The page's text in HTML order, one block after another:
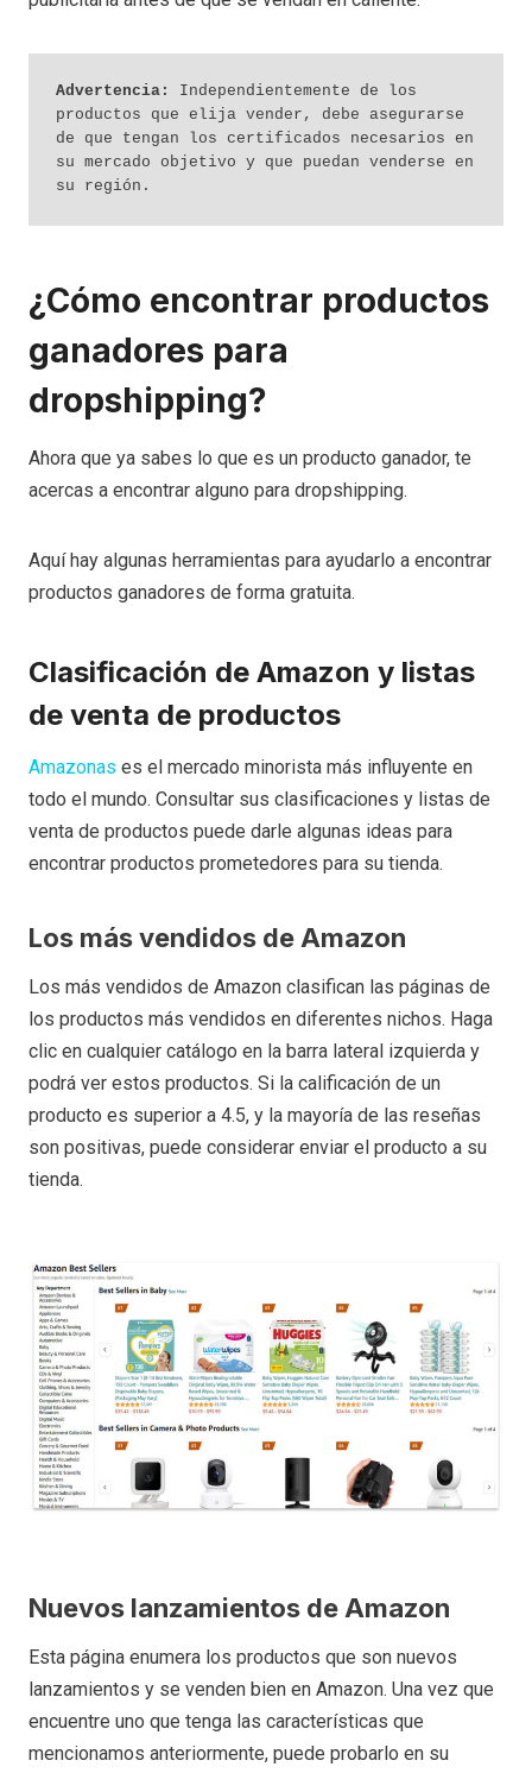
Advertencia:
Independientemente de los
productos que elija vender, debe asegurarse
de que tengan los certificados necesarios en
su mercado objetivo y que puedan venderse en
su región.
¿Cómo encontrar productos
ganadores para
dropshipping?
Ahora que ya sabes lo que es un producto ganador, te
acercas a encontrar alguno para dropshipping.
Aquí hay algunas herramientas para ayudarlo a encontrar
productos ganadores de forma gratuita.
Clasificación de Amazon y listas
de venta de productos
Amazonas es el mercado minorista más influyente en
todo el mundo. Consultar sus clasificaciones y listas de
venta de productos puede darle algunas ideas para
encontrar productos prometedores para su tienda.
Los más vendidos de Amazon
Los más vendidos de Amazon clasifican las páginas de
los productos más vendidos en diferentes nichos. Haga
clic en cualquier catálogo en la barra lateral izquierda y
podrá ver estos productos. Si la calificación de un
producto es superior a 4.5, y la mayoría de las reseñas
son positivas, puede considerar enviar el producto a su
tienda.
Nuevos lanzamientos de Amazon
Esta página enumera los productos que son nuevos
lanzamientos y se venden bien en Amazon. Una vez que
encuentre uno que tenga las características que
mencionamos anteriormente, puede probarlo en su